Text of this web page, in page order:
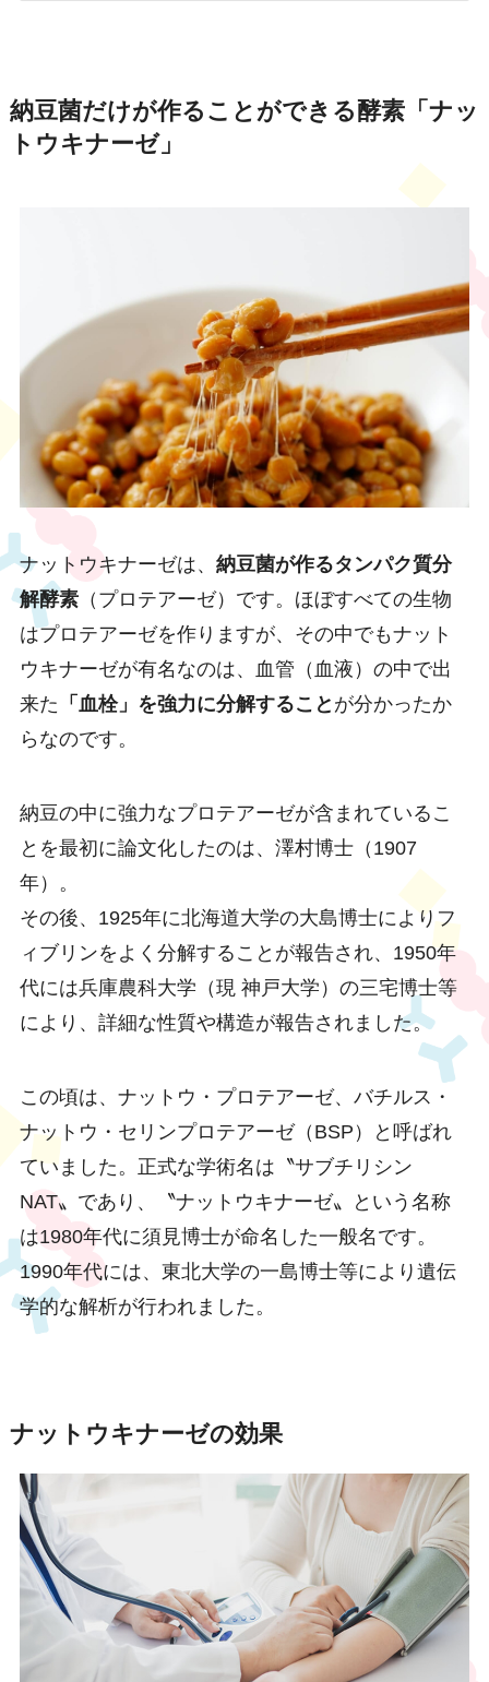
納豆菌だけが作ることができる酵素「ナッ
トウキナーゼ」
ナットウキナーゼは、 納豆菌が作るタンパク質分
解酵素（プロテアーゼ）です。ほぼすべての生物
はプロテアーゼを作りますが、その中でもナット
ウキナーゼが有名なのは、血管（血液）の中で出
来た 「血栓」を強力に分解すること が分かったか
らなのです。
納豆の中に強力なプロテアーゼが含まれているこ
とを最初に論文化したのは、澤村博士（1907
年）。
その後、1925年に北海道大学の大島博士によりフ
ィブリンをよく分解することが報告され、1950年
代には兵庫農科大学（現 神戸大学）の三宅博士等
により、詳細な性質や構造が報告されました。
この頃は、ナットウ・プロテアーゼ、バチルス・
ナットウ・セリンプロテアーゼ（BSP）と呼ばれ
ていました。正式な学術名は〝サブチリシン
NAT〟であり、〝ナットウキナーゼ〟という名称
は1980年代に須見博士が命名した一般名です。
1990年代には、東北大学の一島博士等により遺伝
学的な解析が行われました。
ナットウキナーゼの効果